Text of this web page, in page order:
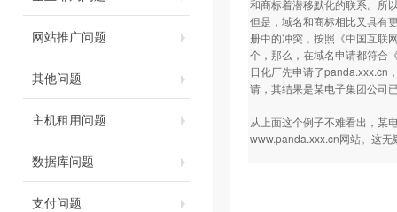
网站推广问题
其他问题
主机租用问题
数据库问题
支付问题
和商标着潜移默化的联系。所
但是，域名和商标相比又具有
册中的冲突，按照《中国互联
个，那么，在域名申请都符合
日化厂先申请了panda.xxx.cn
请，其结果是某电子集团公司
从上面这个例子不难看出，某
www.panda.xxx.cn网站。这无